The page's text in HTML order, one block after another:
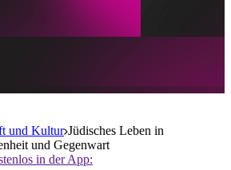
und Kultur Jüdisches Leben in
und Gegenwart
in der App: